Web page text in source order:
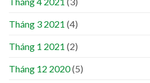
Tháng 3 2021 (4)
Tháng 1 2021 (2)
Tháng 12 2020(5)